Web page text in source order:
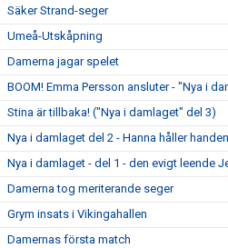
Säker Strand-seger
Umeå-Utskåpning
Damerna jagar spelet
BOOM! Emma Persson ansluter - "Nya i
Stina är tillbaka! ("Nya i damlaget" del 3)
Nya i damlaget del 2 - Hanna håller
Nya i damlaget - del 1 - den evigt leende
Damerna tog meriterande seger
Grym insats i Vikingahallen
Damernas första match